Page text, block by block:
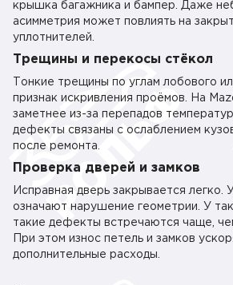
крышка багажника и бампер. Даже
асимметрия может повлиять на
уплотнителей.
Трещины и перекосы стёкол
Тонкие трещины по углам лобового
признак искривления проёмов. На
заметнее из-за перепадов
дефекты связаны с ослаблением
после ремонта.
Проверка дверей и замков
Исправная дверь закрывается легко.
означают нарушение геометрии. У
такие дефекты встречаются чаще,
При этом износ петель и замков
дополнительные расходы.